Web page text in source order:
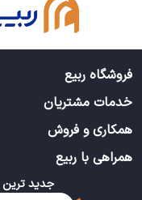
فروشگاه ربیع
خدمات مشتریان
همکاری و فروش
همراهی با ربیع
جدید ترین